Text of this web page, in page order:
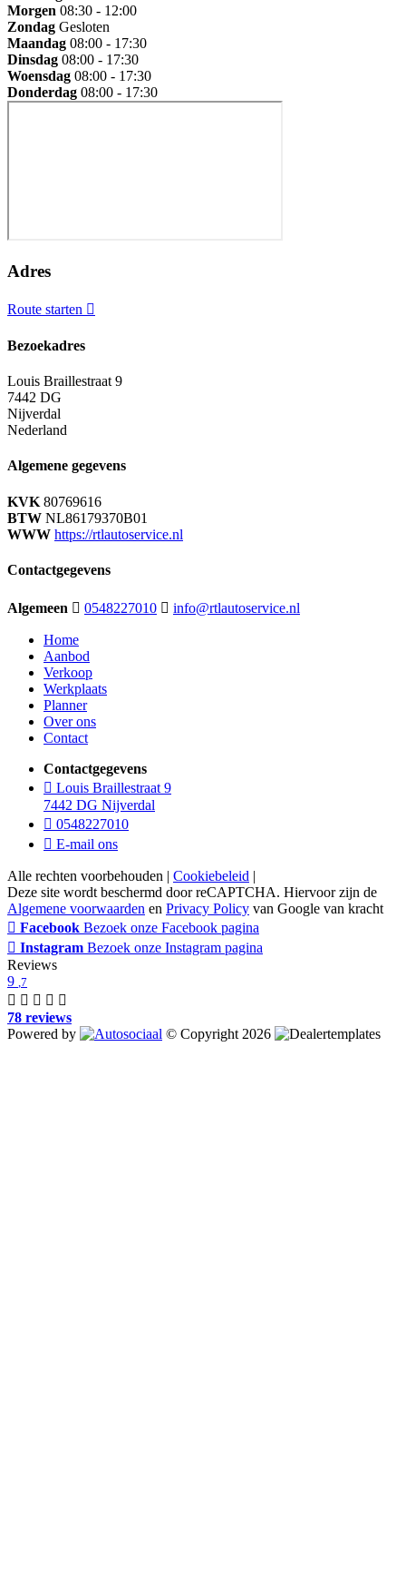
Morgen 08:30 - 12:00
Zondag Gesloten
Maandag 08:00 - 17:30
Dinsdag 08:00 - 17:30
Woensdag 08:00 - 17:30
Donderdag 08:00 - 17:30
Adres
Route starten
Bezoekadres
Louis Braillestraat 9
7442 DG
Nijverdal
Nederland
Algemene gegevens
KVK 80769616
BTW NL86179370B01
WWW https://rtlautoservice.nl
Contactgegevens
Algemeen 0548227010 info@rtlautoservice.nl
Home
Aanbod
Verkoop
Werkplaats
Planner
Over ons
Contact
Contactgegevens
Louis Braillestraat 9
7442 DG Nijverdal
0548227010
E-mail ons
Alle rechten voorbehouden | Cookiebeleid |
Deze site wordt beschermd door reCAPTCHA. Hiervoor zijn de
Algemene voorwaarden en Privacy Policy van Google van kracht
Facebook Bezoek onze Facebook pagina
Instagram Bezoek onze Instagram pagina
Reviews
9 ,7
78 reviews
Powered by
© Copyright 2026